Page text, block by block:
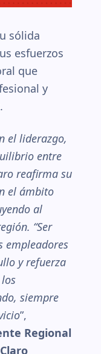
sólida
esfuerzos
que
y
el liderazgo,
entre
reafirma su
el ámbito
al
“Ser
empleadores
y refuerza
siempre
”,
Regional